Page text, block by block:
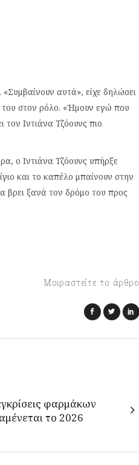
αυτά», είχε δηλώσει
του στον ρόλο. «Ήμουν εγώ που
τον Ιντιάνα Τζόουνς πιο
ο Ιντιάνα Τζόουνς υπήρξε
και το καπέλο μπαίνουν στην
βρει ξανά τον δρόμο του προς
Μοιραστείτε το άρθρο
φαρμάκων
το 2026